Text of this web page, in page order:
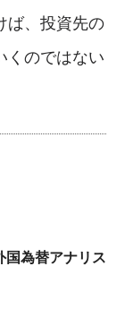
ば、投資先の
くのではない
国為替アナリス